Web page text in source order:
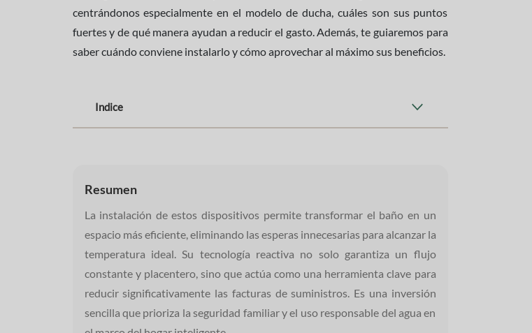
centrándonos especialmente en el modelo de ducha, cuáles son sus puntos
fuertes y de qué manera ayudan a reducir el gasto. Además, te guiaremos para
saber cuándo conviene instalarlo y cómo aprovechar al máximo sus beneficios.
Indice
Resumen
La instalación de estos dispositivos permite transformar el baño en un
espacio más eficiente, eliminando las esperas innecesarias para alcanzar la
temperatura ideal. Su tecnología reactiva no solo garantiza un flujo
constante y placentero, sino que actúa como una herramienta clave para
reducir significativamente las facturas de suministros. Es una inversión
sencilla que prioriza la seguridad familiar y el uso responsable del agua en